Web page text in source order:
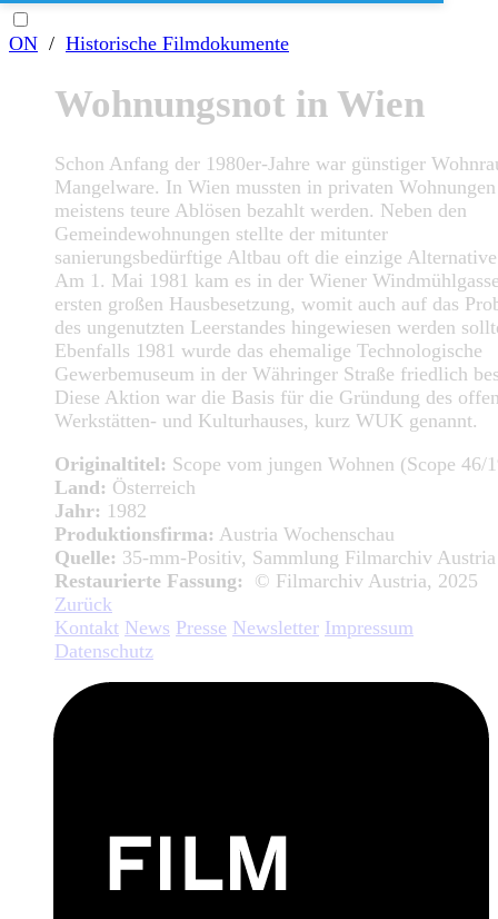
ON / Historische Filmdokumente
Wohnungsnot in Wien
Schon Anfang der 1980er-Jahre war günstiger
Mangelware. In Wien mussten in privaten Wohnungen
meistens teure Ablösen bezahlt werden. Neben den
Gemeindewohnungen stellte der mitunter
sanierungsbedürftige Altbau oft die einzige
Am 1. Mai 1981 kam es in der Wiener
ersten großen Hausbesetzung, womit auch auf das
des ungenutzten Leerstandes hingewiesen werden
Ebenfalls 1981 wurde das ehemalige Technologische
Gewerbemuseum in der Währinger Straße friedlich
Diese Aktion war die Basis für die Gründung des
Werkstätten- und Kulturhauses, kurz WUK genannt.
Originaltitel: Scope vom jungen Wohnen (Scope 46/
Land: Österreich
Jahr: 1982
Produktionsfirma: Austria Wochenschau
Quelle: 35-mm-Positiv, Sammlung Filmarchiv Austria
Restaurierte Fassung:
© Filmarchiv Austria, 2025
Zurück
Kontakt News Presse Newsletter Impressum
Datenschutz